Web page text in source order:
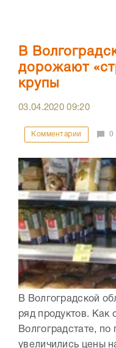
В
дорожают
крупы
03.04.202009:20
Комментарии 0
В Волгоградской
ряд продуктов. Как
Волгоградстате,
увеличились цены